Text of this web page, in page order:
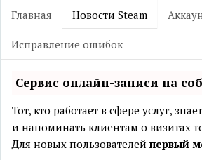
Главная Новости Steam
Исправление ошибок
Сервис онлайн-записи на
Тот, кто работает в сфере услуг,
и напоминать клиентам о
Для новых пользователей первый